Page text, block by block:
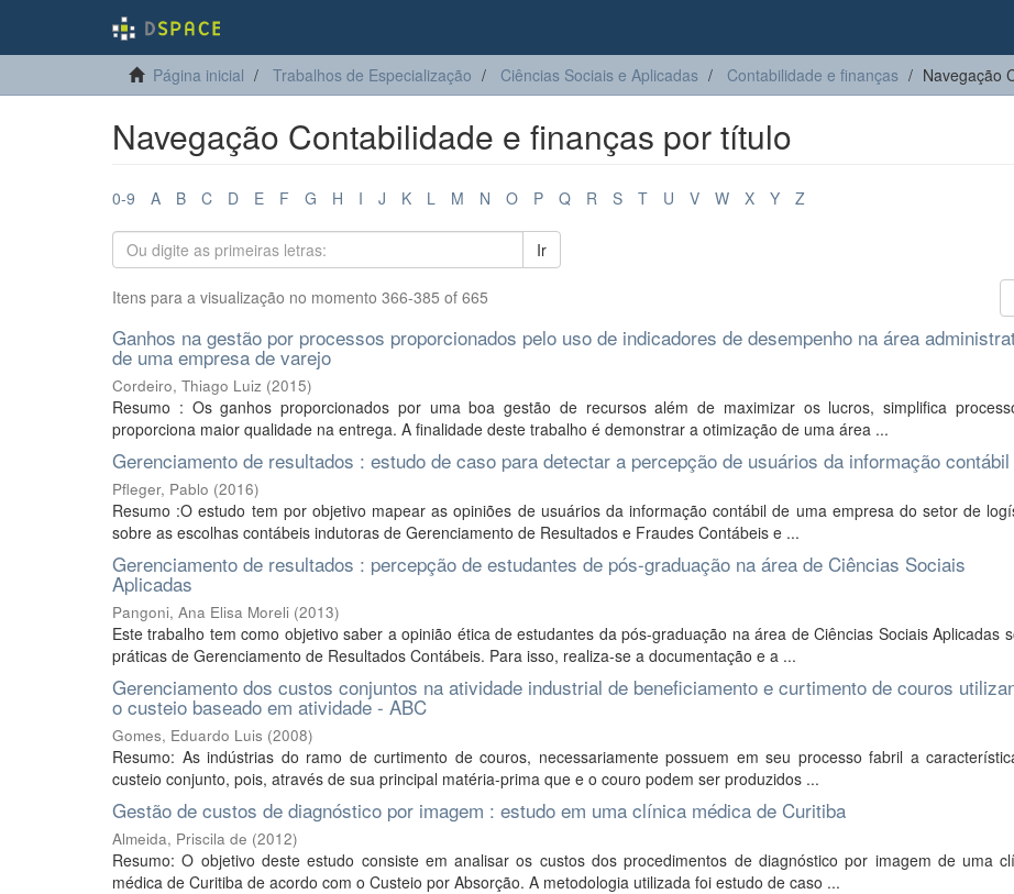
Página inicial Trabalhos de Especialização Ciências Sociais e Aplicadas Contabilidade e finanças Navegação
Navegação Contabilidade e finanças por título
0-9 A B C D E F G H I J K L M N O P Q R S T U V W X Y Z
Ir
Itens para a visualização no momento 366-385 of 665
Ganhos na gestão por processos proporcionados pelo uso de indicadores de desempenho na área
de uma empresa de varejo
Cordeiro, Thiago Luiz (2015)
Resumo : Os ganhos proporcionados por uma boa gestão de recursos além de maximizar os lucros, simplifica
proporciona maior qualidade na entrega. A finalidade deste trabalho é demonstrar a otimização de uma área ...
Gerenciamento de resultados : estudo de caso para detectar a percepção de usuários da informação contábil
Pfleger, Pablo (2016)
Resumo :O estudo tem por objetivo mapear as opiniões de usuários da informação contábil de uma empresa do setor de
sobre as escolhas contábeis indutoras de Gerenciamento de Resultados e Fraudes Contábeis e ...
Gerenciamento de resultados : percepção de estudantes de pós-graduação na área de Ciências Sociais
Aplicadas
Pangoni, Ana Elisa Moreli (2013)
Este trabalho tem como objetivo saber a opinião ética de estudantes da pós-graduação na área de Ciências Sociais Aplicadas
práticas de Gerenciamento de Resultados Contábeis. Para isso, realiza-se a documentação e a ...
Gerenciamento dos custos conjuntos na atividade industrial de beneficiamento e curtimento de couros
o custeio baseado em atividade - ABC
Gomes, Eduardo Luis (2008)
Resumo: As indústrias do ramo de curtimento de couros, necessariamente possuem em seu processo fabril a
custeio conjunto, pois, através de sua principal matéria-prima que e o couro podem ser produzidos ...
Gestão de custos de diagnóstico por imagem : estudo em uma clínica médica de Curitiba
Almeida, Priscila de (2012)
Resumo: O objetivo deste estudo consiste em analisar os custos dos procedimentos de diagnóstico por imagem de uma
médica de Curitiba de acordo com o Custeio por Absorção. A metodologia utilizada foi estudo de caso ...